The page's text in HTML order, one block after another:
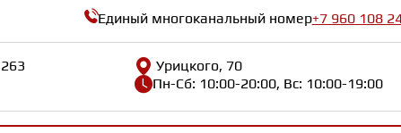
Единый многоканальный номер+7 960 108
Урицкого, 70
Пн-Сб: 10:00-20:00, Вс: 10:00-19:00